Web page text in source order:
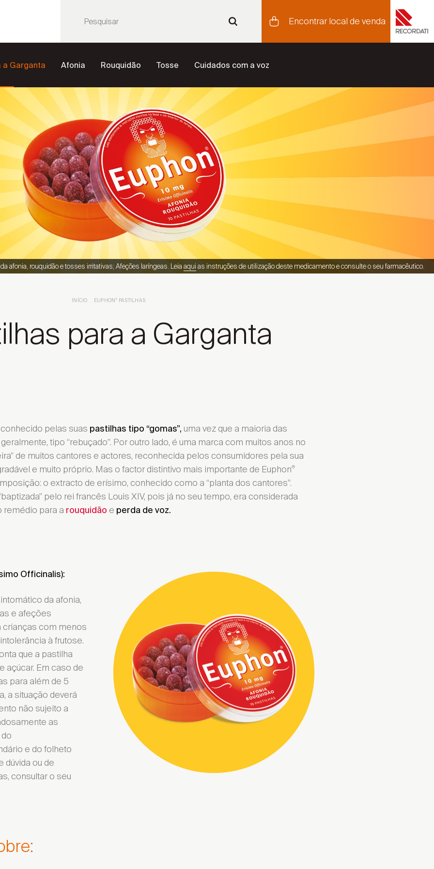
Encontrar local de venda
a Garganta Afonia Rouquidão Tosse Cuidados com a voz
afonia, rouquidão e tosses irritativas; Afeções laríngeas. Leia aqui as instruções de utilização deste medicamento e consulte o seu farmacêutico.
INÍCIO EUPHON® PASTILHAS
para a Garganta
pelas suas pastilhas tipo “gomas”, uma vez que a maioria das
tipo “rebuçado”. Por outro lado, é uma marca com muitos anos no
de muitos cantores e actores, reconhecida pelos consumidores pela sua
e muito próprio. Mas o factor distintivo mais importante de Euphon®
o extracto de erísimo, conhecido como a “planta dos cantores”.
pelo rei francês Louis XIV, pois já no seu tempo, era considerada
remédio para a rouquidão e perda de voz.
Officinalis):
da afonia,
e afeções
crianças com menos
à frutose.
que a pastilha
açúcar. Em caso de
para além de 5
a situação deverá
não sujeito a
as
e do folheto
dúvida ou de
consultar o seu